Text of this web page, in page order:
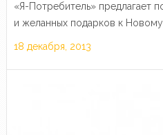
«Я-Потребитель» предлагает
и желанных подарков к Новому
18 декабря, 2013